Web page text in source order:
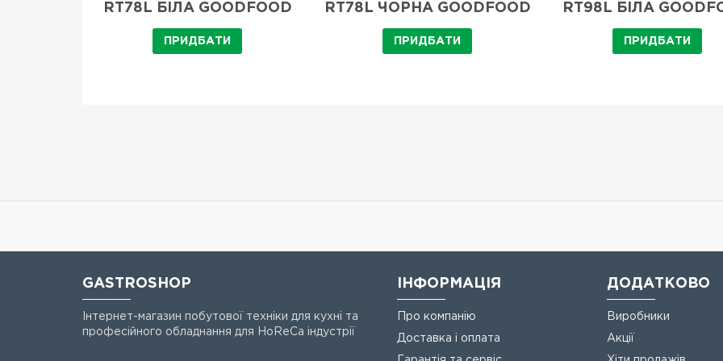
RT78L БІЛА GOODFOOD
ПРИДБАТИ
RT78L ЧОРНА GOODFOOD
ПРИДБАТИ
RT98L БІЛА
ПРИДБАТИ
GASTROSHOP
Інтернет-магазин побутової техніки для кухні та
професійного обладнання для HoReCa індустрії
ІНФОРМАЦІЯ
Про компанію
Доставка і оплата
ДОДАТКОВО
Виробники
Акції